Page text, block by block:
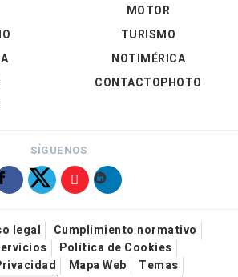
MOTOR
TURISMO
NOTIMÉRICA
CONTACTOPHOTO
SÍGUENOS
legal
Cumplimiento normativo
Política de Cookies
Mapa Web
Temas